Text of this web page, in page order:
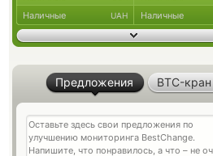
Наличные UAH Наличные
Предложения BTC-кран